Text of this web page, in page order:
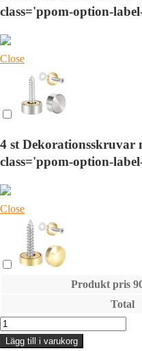
class='ppom-option-
Close
4 st Dekorationsskruvar
class='ppom-option-
Close
Produkt pris
Total
Toalett
Skylt
Lägg till i varukorg